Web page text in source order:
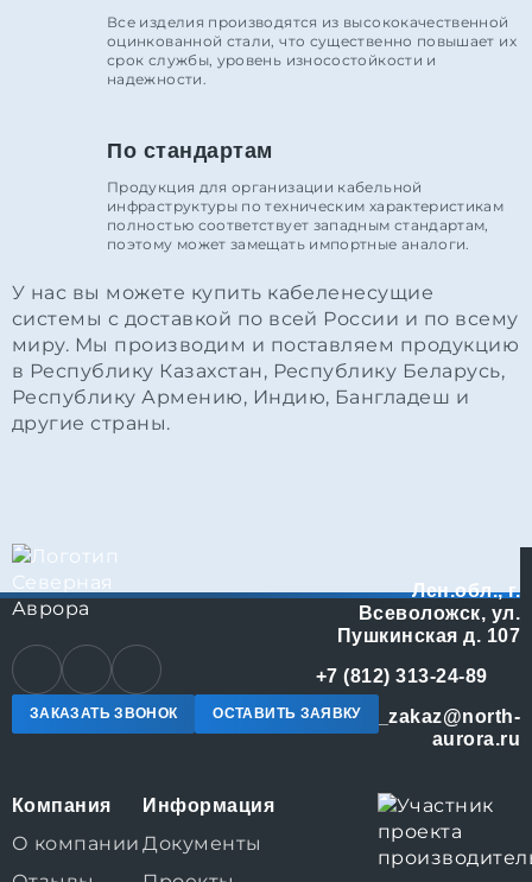
Все изделия производятся из высококачественной
оцинкованной стали, что существенно повышает их
срок службы, уровень износостойкости и
надежности.
По стандартам
Продукция для организации кабельной
инфраструктуры по техническим характеристикам
полностью соответствует западным стандартам,
поэтому может замещать импортные аналоги.
У нас вы можете купить кабеленесущие
системы с доставкой по всей России и по всему
миру. Мы производим и поставляем продукцию
в Республику Казахстан, Республику Беларусь,
Республику Армению, Индию, Бангладеш и
другие страны.
Лен.обл., г.
Всеволожск, ул.
Пушкинская д. 107
+7 (812) 313-24-89
online_zakaz@north-
aurora.ru
ЗАКАЗАТЬ ЗВОНОК ОСТАВИТЬ ЗАЯВКУ
Компания
О компании
Информация
Документы